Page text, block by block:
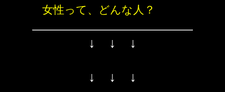
女性って、どんな人？
↓ ↓ ↓
↓ ↓ ↓